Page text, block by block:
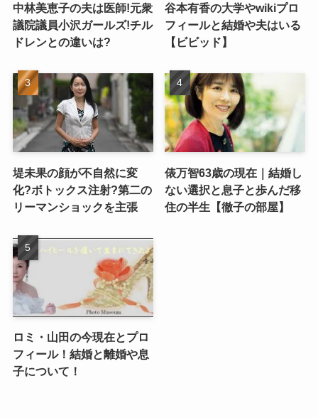
中林美恵子の夫は医師!元衆
議院議員小沢ガールズ!チル
ドレンとの違いは?
谷本有香の大学やwikiプロ
フィールと結婚や夫はいる
【ビビッド】
堤未果の顔が不自然に変
化?ボトックス注射?第二の
リーマンショックを主張
俵万智63歳の現在｜結婚し
ない選択と息子と歩んだ移
住の半生【徹子の部屋】
ロミ・山田の今現在とプロ
フィール！結婚と離婚や息
子について！